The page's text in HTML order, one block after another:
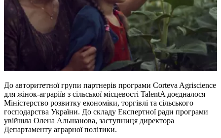
До авторитетної групи партнерів програми Corteva Agriscience
для жінок-аграріїв з сільської місцевості TalentA доєдналося
Міністерство розвитку економіки, торгівлі та сільського
господарства України. До складу Експертної ради програми
увійшла Олена Альшанова, заступниця директора
Департаменту аграрної політики.